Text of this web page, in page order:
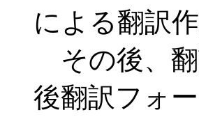
による翻訳
その後、翻
後翻訳フォ